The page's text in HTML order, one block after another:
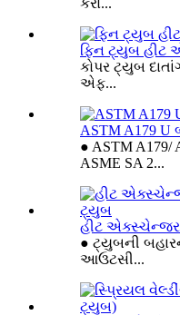
કરો...
ફિન ટ્યુબ હીટ
કોપર ટ્યુબ
એફ...
ASTM A179
● ASTM A179/
ASME SA 2...
હીટ એક્સ્ચેન્જર
● ટ્યુબની
આઉટસી...